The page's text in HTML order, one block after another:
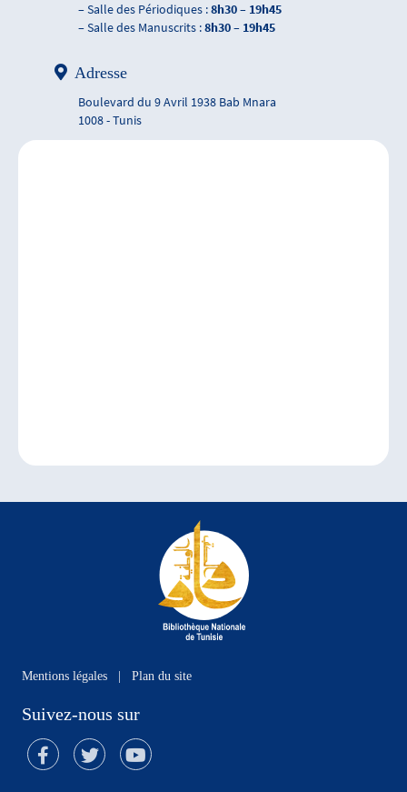
– Salle des Périodiques :8h30 – 19h45
– Salle des Manuscrits :8h30 – 19h45
Adresse
Boulevard du 9 Avril 1938 Bab Mnara
1008 - Tunis
Mentions légales Plan du site
Suivez-nous sur